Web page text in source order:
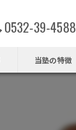
0532-39-4588
当塾の特徴